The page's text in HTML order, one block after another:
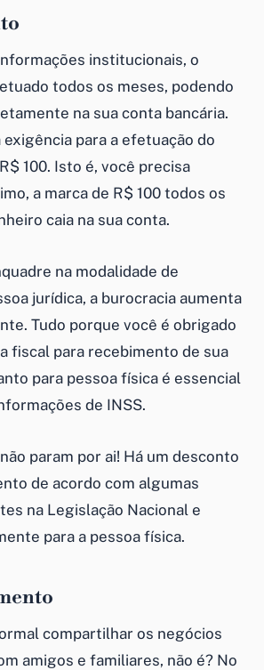
institucionais, o
todos os meses, podendo
na sua conta bancária.
exigência para a efetuação do
100. Isto é, você precisa
a marca de R$ 100 todos os
caia na sua conta.
na modalidade de
jurídica, a burocracia aumenta
Tudo porque você é obrigado
fiscal para recebimento de sua
para pessoa física é essencial
de INSS.
param por ai! Há um desconto
de acordo com algumas
na Legislação Nacional e
para a pessoa física.
compartilhar os negócios
amigos e familiares, não é? No